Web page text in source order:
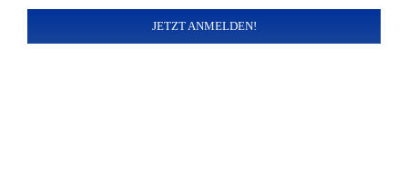
JETZT ANMELDEN!